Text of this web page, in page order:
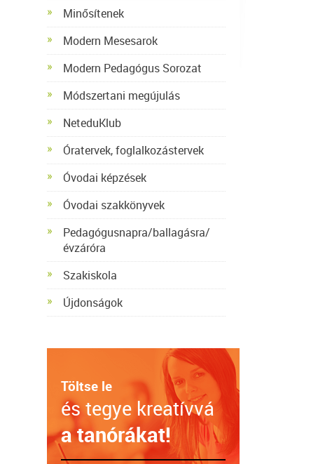
Minősítenek
Modern Mesesarok
Modern Pedagógus Sorozat
Módszertani megújulás
NeteduKlub
Óratervek, foglalkozástervek
Óvodai képzések
Óvodai szakkönyvek
Pedagógusnapra/ballagásra/
évzáróra
Szakiskola
Újdonságok
Töltse le
és tegye kreatívvá
a tanórákat!